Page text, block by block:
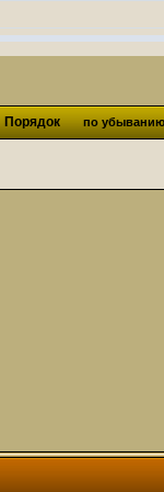
1-2 месяцев
перевод,
Порядок по убыванию